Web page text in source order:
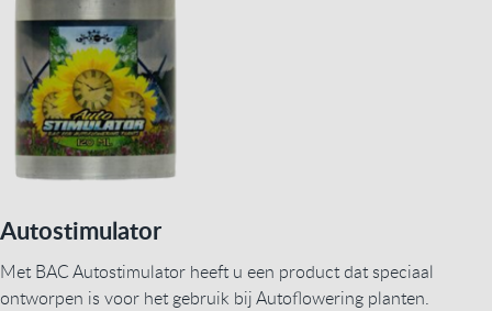
Autostimulator
Met BAC Autostimulator heeft u een product dat speciaal
ontworpen is voor het gebruik bij Autoflowering planten.